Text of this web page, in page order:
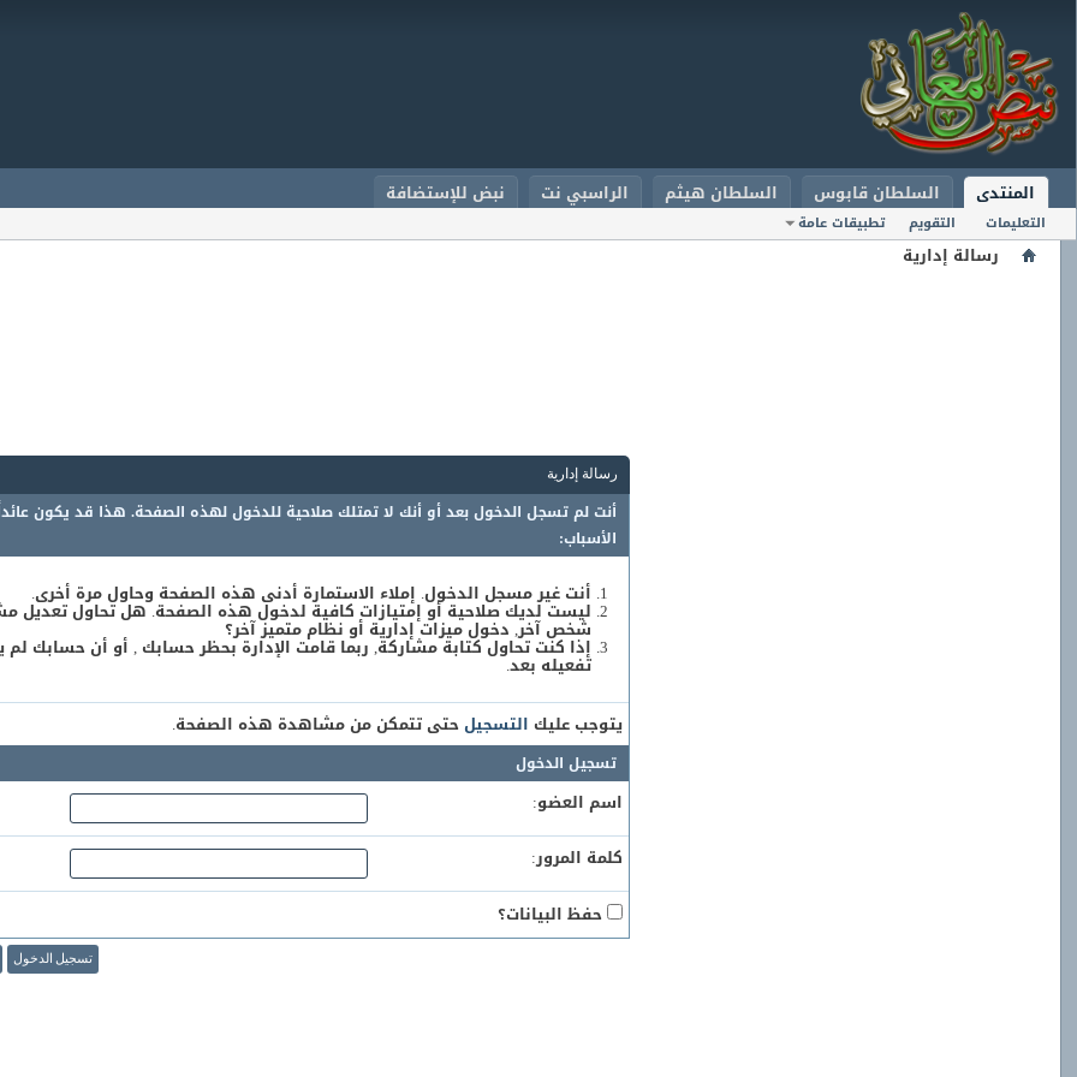
المنتدى
التعليمات التقويم تطبيقات عامة
السلطان قابوس السلطان هيثم الراسبي نت نبض للإستضافة
رسالة إدارية
رسالة إدارية
أنت لم تسجل الدخول بعد أو أنك لا تمتلك صلاحية للدخول لهذه الصفحة. هذا قد يكون
الأسباب:
أنت غير مسجل الدخول. إملاء الاستمارة أدنى هذه الصفحة وحاول مرة أخرى.
ليست لديك صلاحية أو إمتيازات كافية لدخول هذه الصفحة. هل تحاول تعديل
شخص آخر, دخول ميزات إدارية أو نظام متميز آخر؟
إذا كنت تحاول كتابة مشاركة, ربما قامت الإدارة بحظر حسابك , أو أن حسابك لم
تفعيله بعد.
يتوجب عليك التسجيلحتى تتمكن من مشاهدة هذه الصفحة.
تسجيل الدخول
اسم العضو:
كلمة المرور:
حفظ البيانات؟